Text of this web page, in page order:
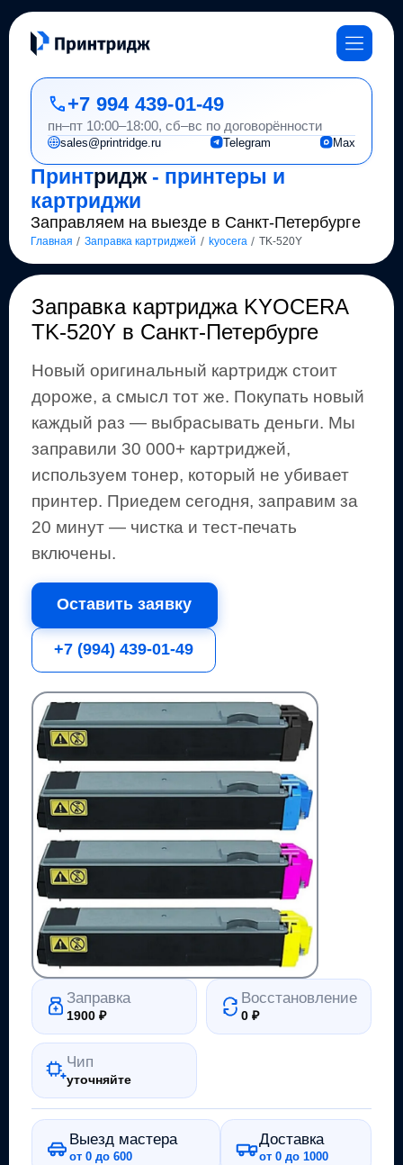
Принтридж- принтеры и
картриджи
Заправляем на выезде в Санкт-Петербурге
Главная / Заправка картриджей / kyocera / TK-520Y
+7 994 439-01-49
пн–пт 10:00–18:00, сб–вс по договорённости
sales@printridge.ru Telegram Max
Заправка картриджа KYOCERA
TK-520Yв Санкт-Петербурге
Новый оригинальный картридж стоит
дороже, а смысл тот же. Покупать новый
каждый раз — выбрасывать деньги. Мы
заправили 30 000+ картриджей,
используем тонер, который не убивает
принтер. Приедем сегодня, заправим за
20 минут — чистка и тест-печать
включены.
Оставить заявку
+7 (994) 439-01-49
Заправка
1900₽
Восстановление
0₽
Чип
уточняйте
Выезд мастера
от 0 до 600
Доставка
от 0 до 1000